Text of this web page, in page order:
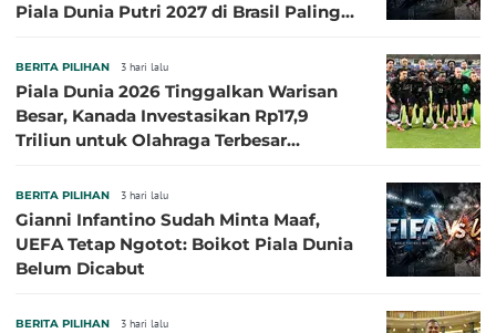
Piala Dunia Putri 2027 di Brasil Paling
BERITA PILIHAN 3 hari lalu
Piala Dunia 2026 Tinggalkan Warisan
Besar, Kanada Investasikan Rp17,9
Triliun untuk Olahraga Terbesar
BERITA PILIHAN 3 hari lalu
Gianni Infantino Sudah Minta Maaf,
UEFA Tetap Ngotot: Boikot Piala Dunia
Belum Dicabut
BERITA PILIHAN 3 hari lalu